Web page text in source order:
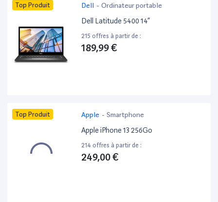
Top Produit Dell - Ordinateur portable
Dell Latitude 5400 14”
215 offres à partir de :
189,99 €
Top Produit Apple - Smartphone
Apple iPhone 13 256Go
214 offres à partir de :
249,00 €